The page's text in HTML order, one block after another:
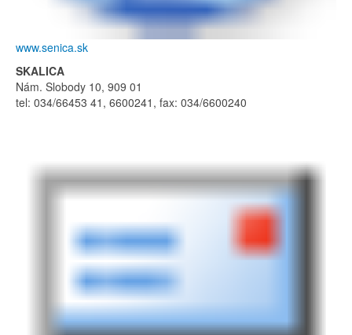
www.senica.sk
SKALICA
Nám. Slobody 10, 909 01
tel: 034/66453 41, 6600241, fax: 034/6600240